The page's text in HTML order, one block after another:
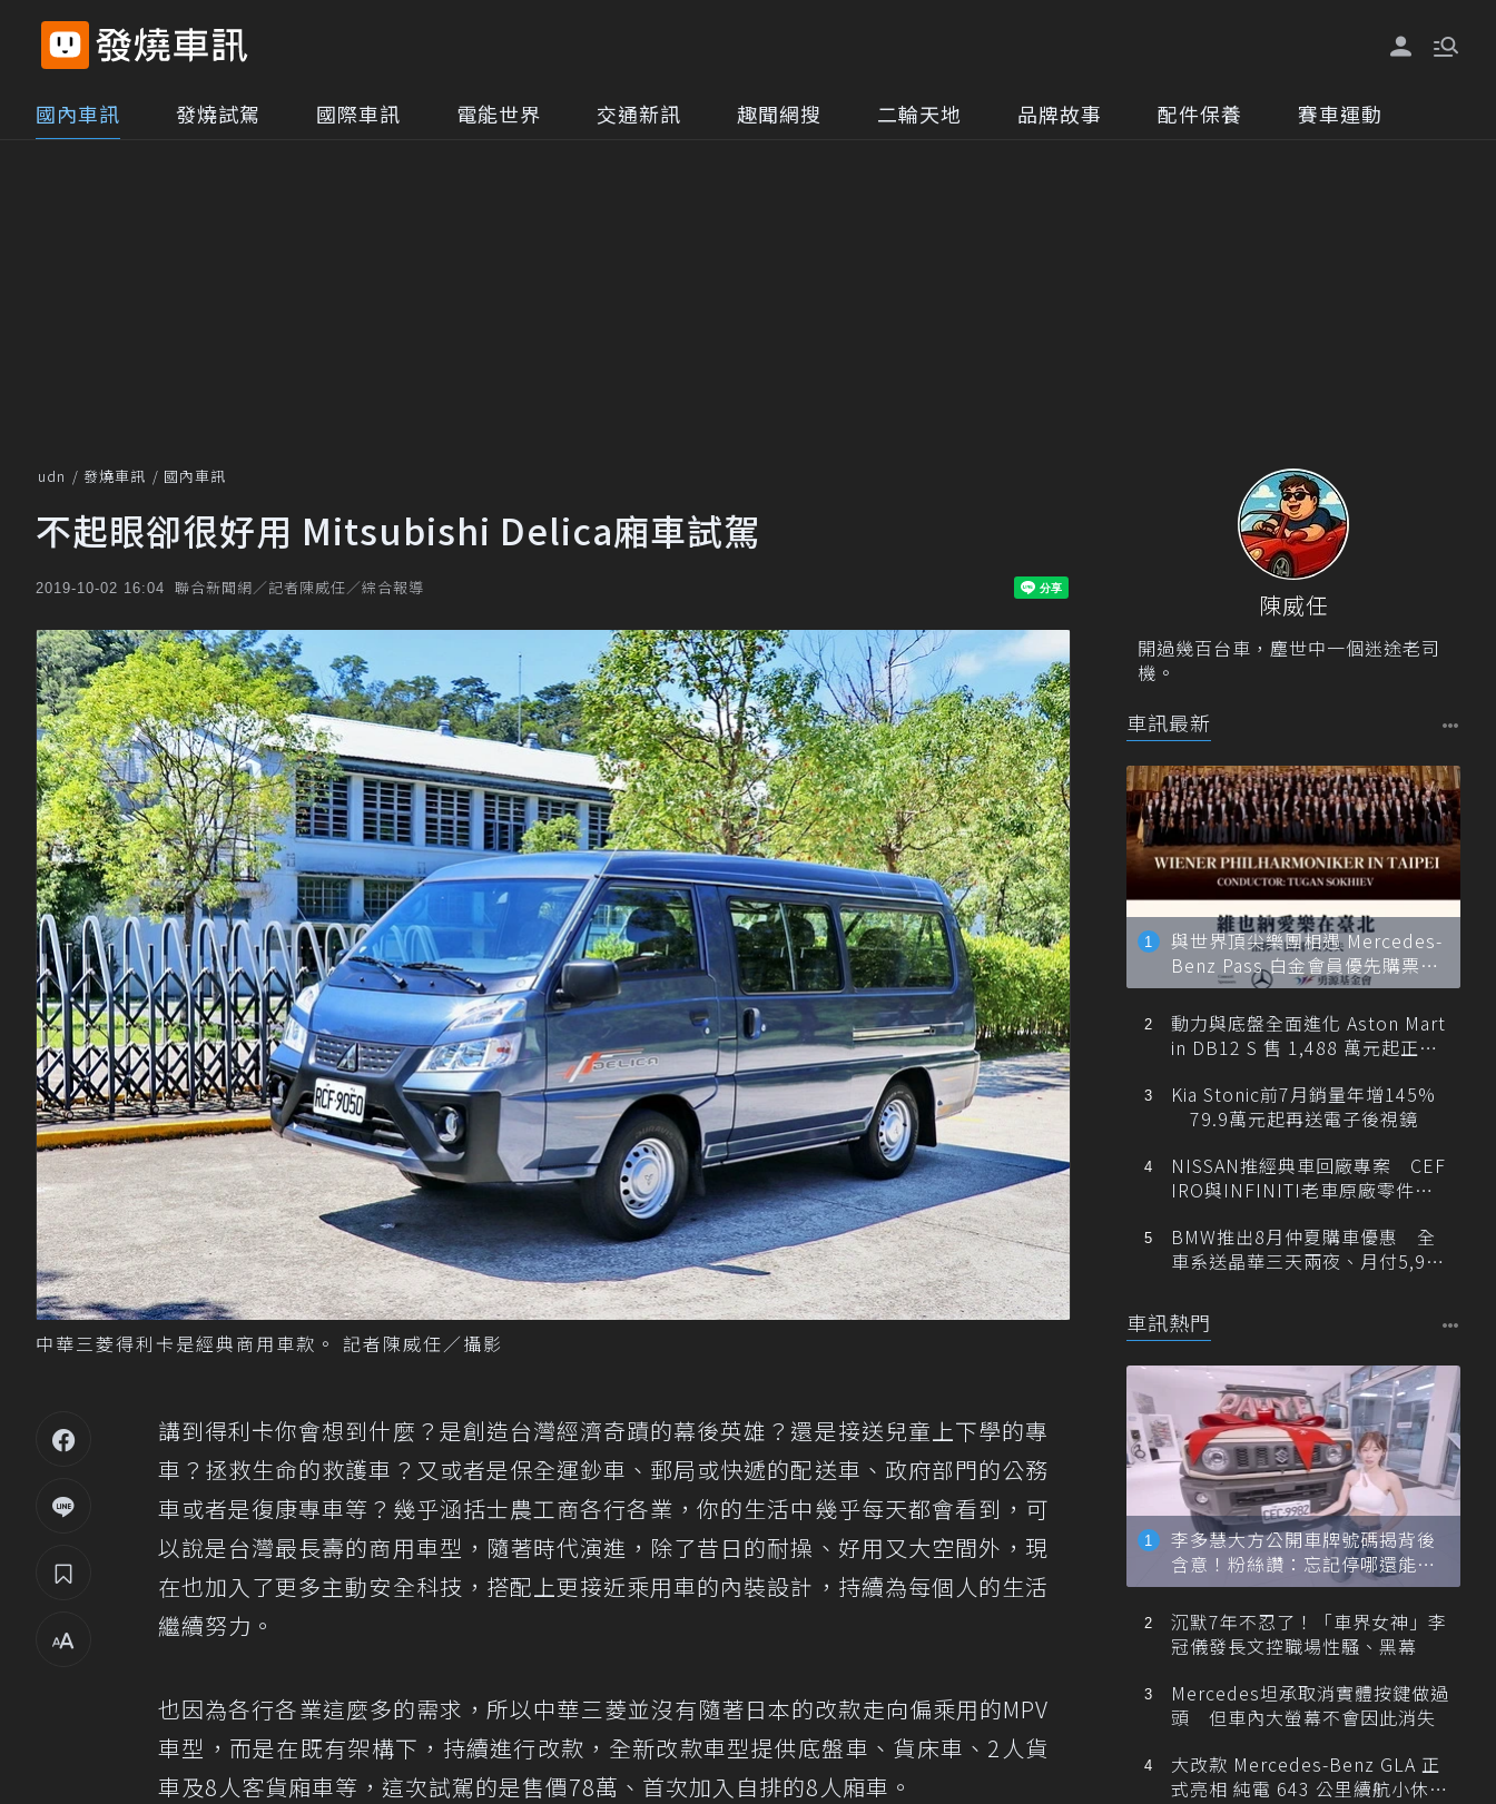
國內車訊 發燒試駕 國際車訊 電能世界 交通新訊 趣聞網搜 二輪天地 品牌故事 配件保養 賽車運動
udn 發燒車訊 國內車訊
不起眼卻很好用 Mitsubishi Delica廂車試駕
2019-10-02 16:04 聯合新聞網／記者陳威任／綜合報導
中華三菱得利卡是經典商用車款。 記者陳威任／攝影
講到得利卡你會想到什麼？是創造台灣經濟奇蹟的幕後英雄？還是接送兒童上下學的專
車？拯救生命的救護車？又或者是保全運鈔車、郵局或快遞的配送車、政府部門的公務
車或者是復康專車等？幾乎涵括士農工商各行各業，你的生活中幾乎每天都會看到，可
以說是台灣最長壽的商用車型，隨著時代演進，除了昔日的耐操、好用又大空間外，現
在也加入了更多主動安全科技，搭配上更接近乘用車的內裝設計，持續為每個人的生活
繼續努力。
也因為各行各業這麼多的需求，所以中華三菱並沒有隨著日本的改款走向偏乘用的MPV
車型，而是在既有架構下，持續進行改款，全新改款車型提供底盤車、貨床車、2人貨
車及8人客貨廂車等，這次試駕的是售價78萬、首次加入自排的8人廂車。
陳威任
開過幾百台車，塵世中一個迷途老司
機。
車訊最新
與世界頂尖樂團相遇 Mercedes-
Benz Pass 白金會員優先購票維
也納愛樂
動力與底盤全面進化 Aston Mart
in DB12 S 售 1,488 萬元起正式
Kia Stonic前7月銷量年增145%
79.9萬元起再送電子後視鏡
NISSAN推經典車回廠專案 CEF
IRO與INFINITI老車原廠零件最
BMW推出8月仲夏購車優惠 全
車系送晶華三天兩夜、月付5,900
車訊熱門
李多慧大方公開車牌號碼揭背後
含意！粉絲讚：忘記停哪還能幫
忙找車
沉默7年不忍了！「車界女神」李
冠儀發長文控職場性騷、黑幕
Mercedes坦承取消實體按鍵做過
頭 但車內大螢幕不會因此消失
大改款 Mercedes-Benz GLA 正
式亮相 純電 643 公里續航小休